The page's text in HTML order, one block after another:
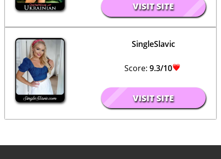
VISIT SITE
SingleSlavic
Score: 9.3/10
VISIT SITE